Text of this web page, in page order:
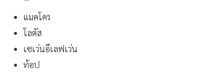
แมคโคร
โลตัส
เซเว่นอีเลฟเว่น
ท้อป